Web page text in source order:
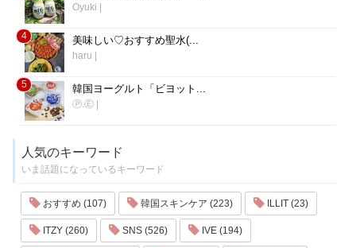
Oyuki |
4 美味しい♡おすすめ聖水(...
haru |
5 韓国ヨーグルト「ビヨット...
Ⓟ.Ⓔ |
人気のキーワード
いま話題になっているキーワード
おすすめ (107) 韓国スキンケア (223) ILLIT (23)
ITZY (260) SNS (526) IVE (194)